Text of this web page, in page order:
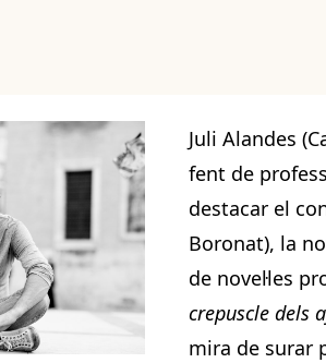
Juli Alandes
fent de
destacar el
Boronat), la
de novel·les
crepuscle dels
mira de surar